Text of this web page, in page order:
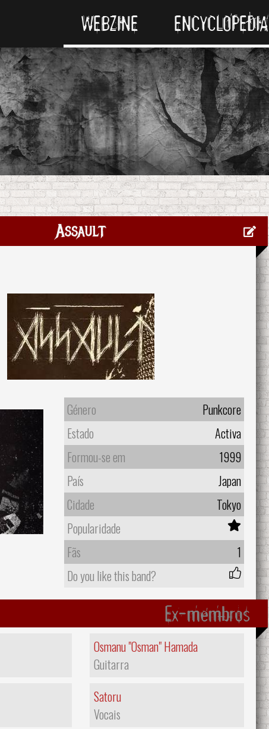
WEBZINE ENCYCLOPEDIA
Assault
Género
Punkcore
Estado
Activa
Formou-se em
1999
País
Japan
Cidade
Tokyo
Popularidade
Fãs
1
Do you like this band?
Ex-membros
Osmanu "Osman" Hamada
Guitarra
Satoru
Vocais